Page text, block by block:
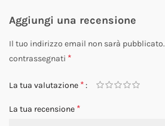
Aggiungi una recensione
Il tuo indirizzo email non sarà pubblicato.
contrassegnati *
La tua valutazione *
La tua recensione *